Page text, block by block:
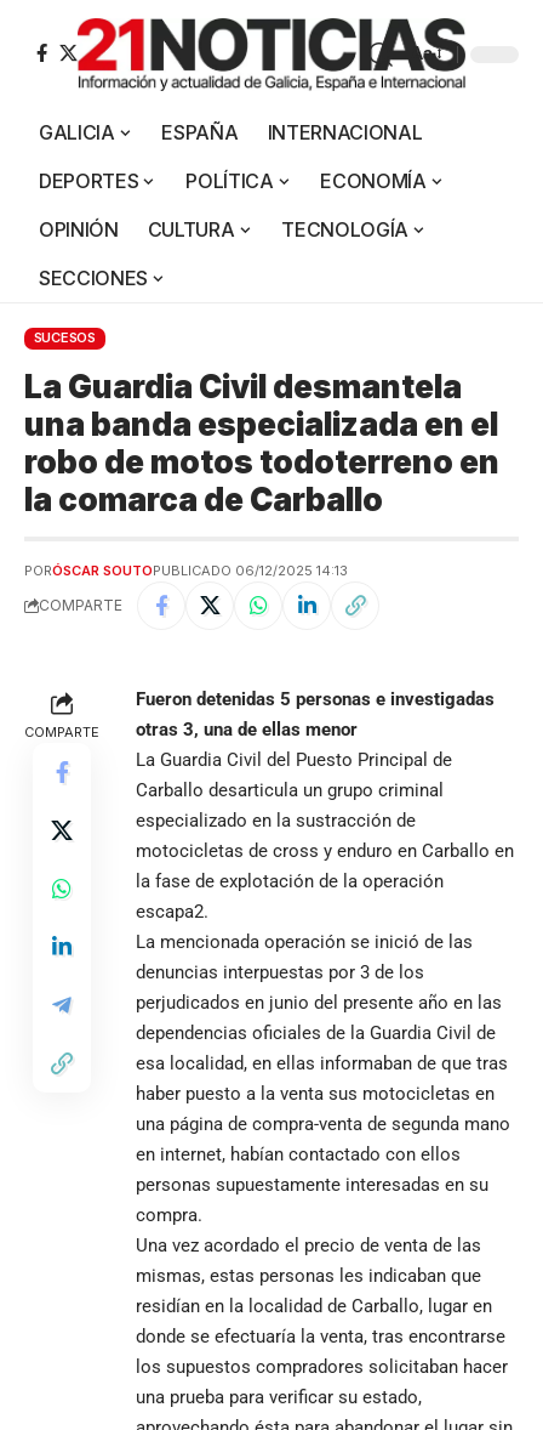
Aa
GALICIA ESPAÑA
INTERNACIONAL
DEPORTES
POLÍTICA
ECONOMÍA
OPINIÓN
CULTURA
TECNOLOGÍA
SECCIONES
SUCESOS
La Guardia Civil desmantela
una banda especializada en el
robo de motos todoterreno en
la comarca de Carballo
PORÓSCAR SOUTOPUBLICADO 06/12/2025 14:13
COMPARTE
COMPARTE
Fueron detenidas 5 personas e investigadas
otras 3, una de ellas menor
La Guardia Civil del Puesto Principal de
Carballo desarticula un grupo criminal
especializado en la sustracción de
motocicletas de cross y enduro en Carballo en
la fase de explotación de la operación
escapa2.
La mencionada operación se inició de las
denuncias interpuestas por 3 de los
perjudicados en junio del presente año en las
dependencias oficiales de la Guardia Civil de
esa localidad, en ellas informaban de que tras
haber puesto a la venta sus motocicletas en
una página de compra-venta de segunda mano
en internet, habían contactado con ellos
personas supuestamente interesadas en su
compra.
Una vez acordado el precio de venta de las
mismas, estas personas les indicaban que
residían en la localidad de Carballo, lugar en
donde se efectuaría la venta, tras encontrarse
los supuestos compradores solicitaban hacer
una prueba para verificar su estado,